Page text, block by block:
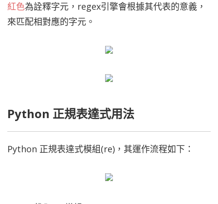
紅色為詮釋字元，regex引擎會根據其代表的意義，
來匹配相對應的字元。
Python 正規表達式用法
Python 正規表達式模組(re)，其運作流程如下：